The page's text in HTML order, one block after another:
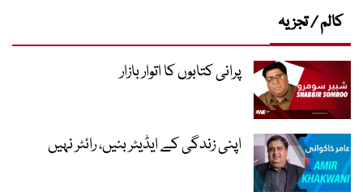
کالم / تجزیہ
پرانی کتابوں کا اتوار بازار
اپنی زندگی کے ایڈیٹر بنیں، رائٹر نہیں